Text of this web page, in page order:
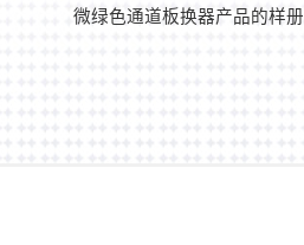
微绿色通道板换器产品的样册